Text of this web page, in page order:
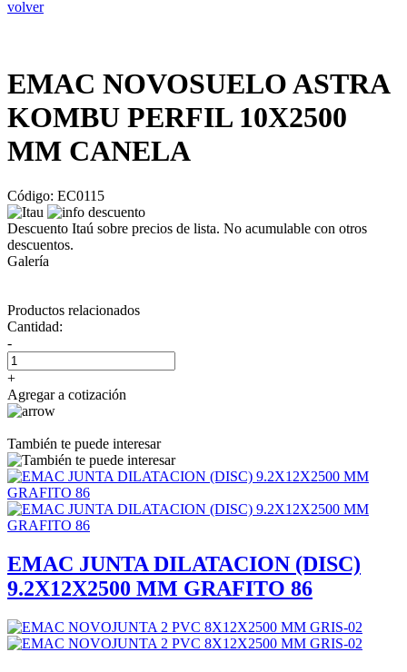
volver
EMAC NOVOSUELO ASTRA
KOMBU PERFIL 10X2500
MM CANELA
Código: EC0115
Descuento Itaú sobre precios de lista. No acumulable con otros
descuentos.
Galería
Productos relacionados
Cantidad:
-
+
Agregar a cotización
También te puede interesar
EMAC JUNTA DILATACION (DISC)
9.2X12X2500 MM GRAFITO 86